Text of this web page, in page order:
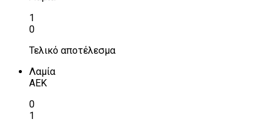
1
0
Τελικό αποτέλεσμα
Λαμία
ΑΕΚ
0
1